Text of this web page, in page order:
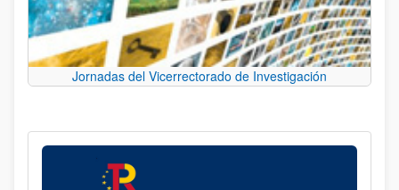
Jornadas del Vicerrectorado de Investigación